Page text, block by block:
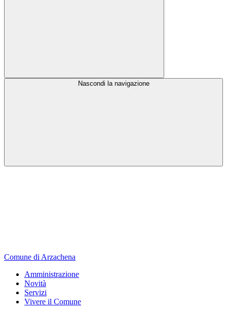
Nascondi la navigazione
Comune di Arzachena
Amministrazione
Novità
Servizi
Vivere il Comune